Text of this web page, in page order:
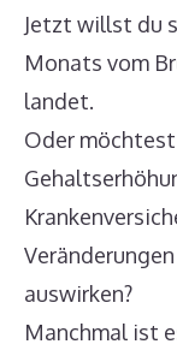
Jetzt willst du
Monats vom
landet.
Oder
auswirken?
Manchmal ist